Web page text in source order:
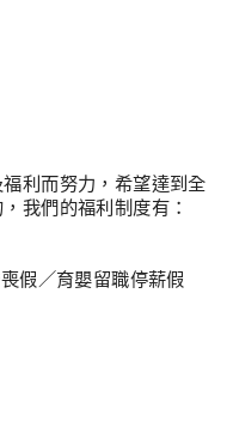
利而努力，希望達到全
我們的福利制度有：
假／育嬰留職停薪假